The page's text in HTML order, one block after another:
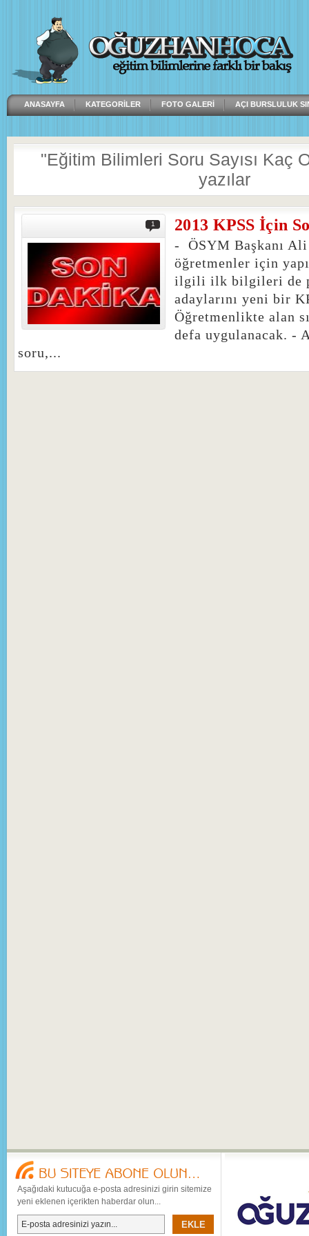
ANASAYFA KATEGORILER FOTO GALERI AÇI BURSLULUK
"Eğitim Bilimleri Soru Sayısı Kaç
yazılar
1 2013 KPSS İçin
- ÖSYM Başkanı
öğretmenler için
ilgili ilk bilgileri de
adaylarını yeni bir
Öğretmenlikte alan
defa uygulanacak. -
soru,...
Aşağıdaki kutucuğa e-posta adresinizi girin sitemize
yeni eklenen içerikten haberdar olun...